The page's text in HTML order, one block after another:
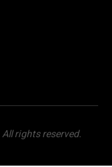
All rights reserved.